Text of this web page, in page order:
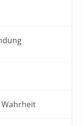
Wahrheit